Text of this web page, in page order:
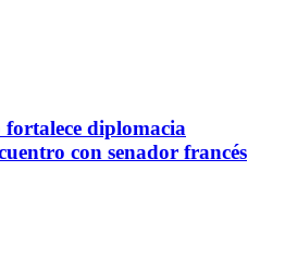
fortalece diplomacia
con senador francés